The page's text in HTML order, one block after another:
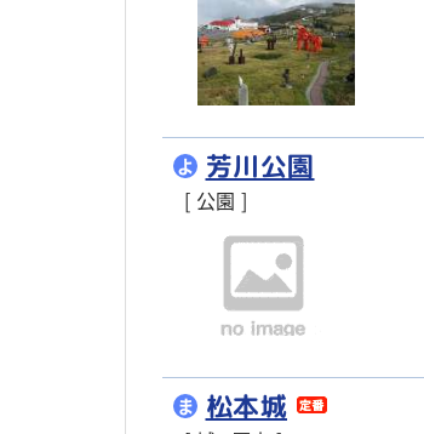
よ 芳川公園
[ 公園 ]
ま 松本城